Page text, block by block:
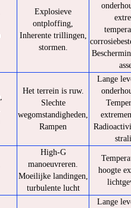
Explosieve
ontploffing,
Inherente trillingen,
stormen.
Het terrein is ruw.
Slechte
wegomstandigheden,
Rampen
Lange
High-G
manoeuvreren.
Moeilijke landingen,
turbulente lucht
hoogte
Lange